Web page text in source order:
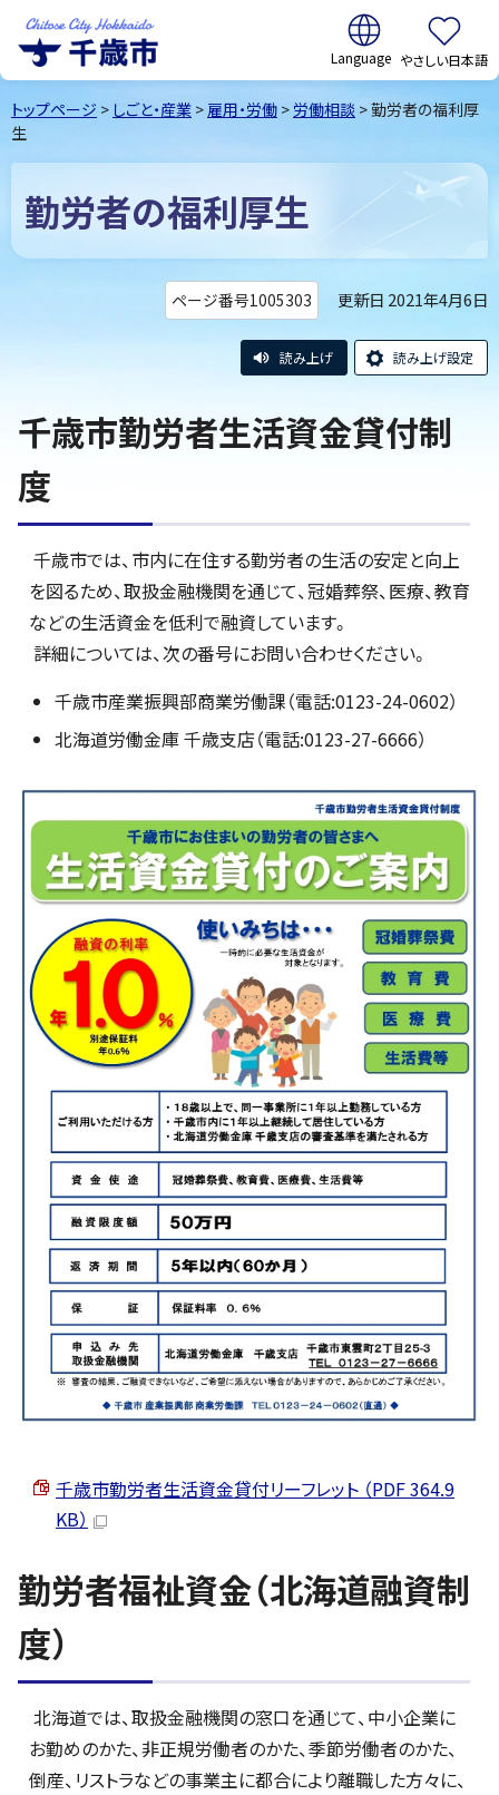
千歳市Chitose
City Hokkaido
翻訳:
やさしい日本語
トップページ > しごと・産業 > 雇用・労働 > 労働相談 > 勤労者の福利厚
生
勤労者の福利厚生
ページ番号1005303 更新日 2021年4月6日
読み上げ 読み上げ設定
千歳市勤労者生活資金貸付制
度
千歳市では、市内に在住する勤労者の生活の安定と向上
を図るため、取扱金融機関を通じて、冠婚葬祭、医療、教育
などの生活資金を低利で融資しています。
詳細については、次の番号にお問い合わせください。
千歳市産業振興部商業労働課（電話:0123-24-0602）
北海道労働金庫 千歳支店（電話:0123-27-6666）
千歳市勤労者生活資金貸付リーフレット （PDF 364.9
KB）
勤労者福祉資金（北海道融資制
度）
北海道では、取扱金融機関の窓口を通じて、中小企業に
お勤めのかた、非正規労働者のかた、季節労働者のかた、
倒産、リストラなどの事業主に都合により離職した方々に、